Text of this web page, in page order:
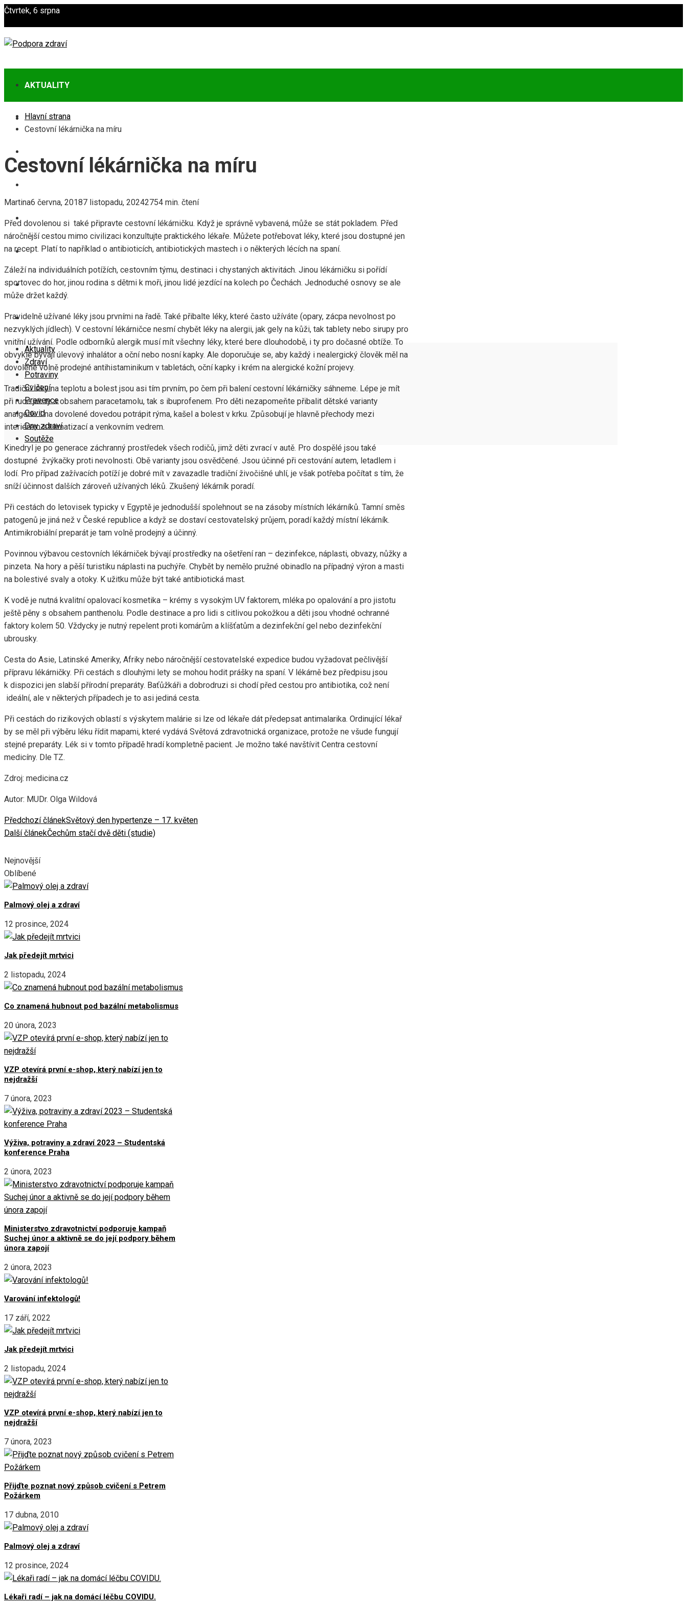
Čtvrtek, 6 srpna
AKTUALITY
ZDRAVÍ
PREVENCE
COVID
DNY ZDRAVÍ
SOUTĚŽE
Aktuality
Zdraví
Potraviny
Cvičení
Prevence
Covid
Dny zdraví
Soutěže
Hlavní strana
Cestovní lékárnička na míru
Cestovní lékárnička na míru
Martina6 června, 20187 listopadu, 20242754 min. čtení
Před dovolenou si také připravte cestovní lékárničku. Když je správně vybavená, může se stát pokladem. Před
náročnější cestou mimo civilizaci konzultujte praktického lékaře. Můžete potřebovat léky, které jsou dostupné jen
na recept. Platí to například o antibioticích, antibiotických mastech i o některých lécích na spaní.
Záleží na individuálních potížích, cestovním týmu, destinaci i chystaných aktivitách. Jinou lékárničku si pořídí
sportovec do hor, jinou rodina s dětmi k moři, jinou lidé jezdící na kolech po Čechách. Jednoduché osnovy se ale
může držet každý.
Pravidelně užívané léky jsou prvními na řadě. Také přibalte léky, které často užíváte (opary, zácpa nevolnost po
nezvyklých jídlech). V cestovní lékárničce nesmí chybět léky na alergii, jak gely na kůži, tak tablety nebo sirupy pro
vnitřní užívání. Podle odborníků alergik musí mít všechny léky, které bere dlouhodobě, i ty pro dočasné obtíže. To
obvykle bývají úlevový inhalátor a oční nebo nosní kapky. Ale doporučuje se, aby každý i nealergický člověk měl na
dovolené volně prodejné antihistaminikum v tabletách, oční kapky i krém na alergické kožní projevy.
Tradiční léky na teplotu a bolest jsou asi tím prvním, po čem při balení cestovní lékárničky sáhneme. Lépe je mít
při ruce jak ty s obsahem paracetamolu, tak s ibuprofenem. Pro děti nezapomeňte přibalit dětské varianty
analgetik. I na dovolené dovedou potrápit rýma, kašel a bolest v krku. Způsobují je hlavně přechody mezi
interiérem s klimatizací a venkovním vedrem.
Kinedryl je po generace záchranný prostředek všech rodičů, jimž děti zvrací v autě. Pro dospělé jsou také
dostupné žvýkačky proti nevolnosti. Obě varianty jsou osvědčené. Jsou účinné při cestování autem, letadlem i
lodí. Pro případ zažívacích potíží je dobré mít v zavazadle tradiční živočišné uhlí, je však potřeba počítat s tím, že
sníží účinnost dalších zároveň užívaných léků. Zkušený lékárník poradí.
Při cestách do letovisek typicky v Egyptě je jednodušší spolehnout se na zásoby místních lékárníků. Tamní směs
patogenů je jiná než v České republice a když se dostaví cestovatelský průjem, poradí každý místní lékárník.
Antimikrobiální preparát je tam volně prodejný a účinný.
Povinnou výbavou cestovních lékárniček bývají prostředky na ošetření ran – dezinfekce, náplasti, obvazy, nůžky a
pinzeta. Na hory a pěší turistiku náplasti na puchýře. Chybět by nemělo pružné obinadlo na případný výron a masti
na bolestivé svaly a otoky. K užitku může být také antibiotická mast.
K vodě je nutná kvalitní opalovací kosmetika – krémy s vysokým UV faktorem, mléka po opalování a pro jistotu
ještě pěny s obsahem panthenolu. Podle destinace a pro lidi s citlivou pokožkou a děti jsou vhodné ochranné
faktory kolem 50. Vždycky je nutný repelent proti komárům a klíšťatům a dezinfekční gel nebo dezinfekční
ubrousky.
Cesta do Asie, Latinské Ameriky, Afriky nebo náročnější cestovatelské expedice budou vyžadovat pečlivější
přípravu lékárničky. Při cestách s dlouhými lety se mohou hodit prášky na spaní. V lékárně bez předpisu jsou
k dispozici jen slabší přírodní preparáty. Baťůžkáři a dobrodruzi si chodí před cestou pro antibiotika, což není
ideální, ale v některých případech je to asi jediná cesta.
Při cestách do rizikových oblastí s výskytem malárie si lze od lékaře dát předepsat antimalarika. Ordinující lékař
by se měl při výběru léku řídit mapami, které vydává Světová zdravotnická organizace, protože ne všude fungují
stejné preparáty. Lék si v tomto případě hradí kompletně pacient. Je možno také navštívit Centra cestovní
medicíny. Dle TZ.
Zdroj: medicina.cz
Autor: MUDr. Olga Wildová
Předchozí článekSvětový den hypertenze – 17. květen
Další článekČechům stačí dvě děti (studie)
Nejnovější
Oblíbené
Palmový olej a zdraví
12 prosince, 2024
Jak předejít mrtvici
2 listopadu, 2024
Co znamená hubnout pod bazální metabolismus
20 února, 2023
VZP otevírá první e-shop, který nabízí jen to
nejdražší
7 února, 2023
Výživa, potraviny a zdraví 2023 – Studentská
konference Praha
2 února, 2023
Ministerstvo zdravotnictví podporuje kampaň
Suchej únor a aktivně se do její podpory během
února zapojí
2 února, 2023
Varování infektologů!
17 září, 2022
Jak předejít mrtvici
2 listopadu, 2024
VZP otevírá první e-shop, který nabízí jen to
nejdražší
7 února, 2023
Přijďte poznat nový způsob cvičení s Petrem
Požárkem
17 dubna, 2010
Palmový olej a zdraví
12 prosince, 2024
Lékaři radí – jak na domácí léčbu COVIDU.